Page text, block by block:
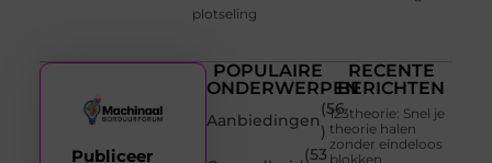
plotseling
POPULAIRE
ONDERWERPEN
Aanbiedingen
(56
)
(53
RECENTE
BERICHTEN
123theorie: Snel je
theorie halen
zonder eindeloos
blokken
Publiceer